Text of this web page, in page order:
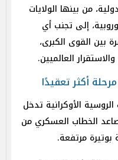
من بينها الولايات
إلى تجنب أي
القوى الكبرى،
العالميين.
أكثر تعقيدًا
الأوكرانية تدخل
الخطاب العسكري من
بوتيرة مرتفعة.